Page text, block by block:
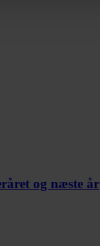
og næste år